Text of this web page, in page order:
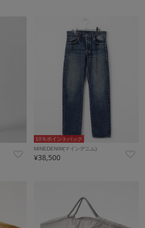
10％ポイントバック
MINEDENIM(マインデニム)
¥38,500